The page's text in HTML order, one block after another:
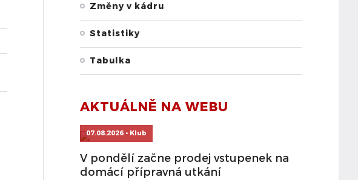
Změny v kádru
Statistiky
Tabulka
AKTUÁLNĚ NA WEBU
07.08.2026 • Klub
V pondělí začne prodej vstupenek na
domácí přípravná utkání